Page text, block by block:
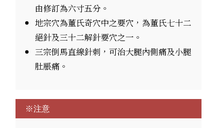
由修訂為六寸五分。
地宗穴為董氏奇穴中之要穴，為董氏七十二
絕針及三十二解針要穴之一。
三宗倒馬直線針刺，可治大腿內側痛及小腿
肚脹痛。
※注意